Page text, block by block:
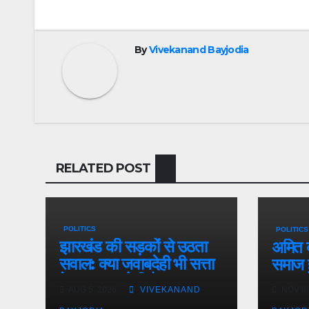
o
p
dl
y
ByVivekanand Bayjodia
RELATED POST
POLITICS
झारखंड की सड़कों से उठता
सवाल: क्या जवाबदेही भी सत्ता
देखकर तय होती हैVIVEKANAND
POLITICS
अमित